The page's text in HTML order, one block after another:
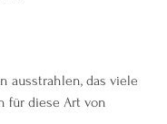
ausstrahlen, das viele
für diese Art von